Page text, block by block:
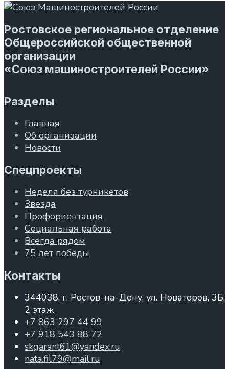
Ростовское региональное отделение
Общероссийской общественной
организации
«Союз машиностроителей России»
Разделы
Главная
Об организации
Новости
Спецпроекты
Неделя без турникетов
Звезда
Профориентация
Социальная работа
Всегда рядом
75 лет победы
Контакты
344038, г. Ростов-на-Дону, ул. Новаторов, 3Б,
2 этаж
+7 863 297 44 99
+7 918 543 88 72
skgarant61@yandex.ru
nata.fil79@mail.ru